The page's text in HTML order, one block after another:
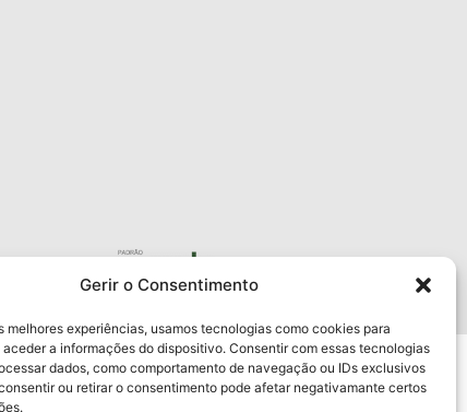
Gerir o Consentimento
melhores experiências, usamos tecnologias como cookies para
a informações do dispositivo. Consentir com essas tecnologias
dados, como comportamento de navegação ou IDs exclusivos
ou retirar o consentimento pode afetar negativamante certos